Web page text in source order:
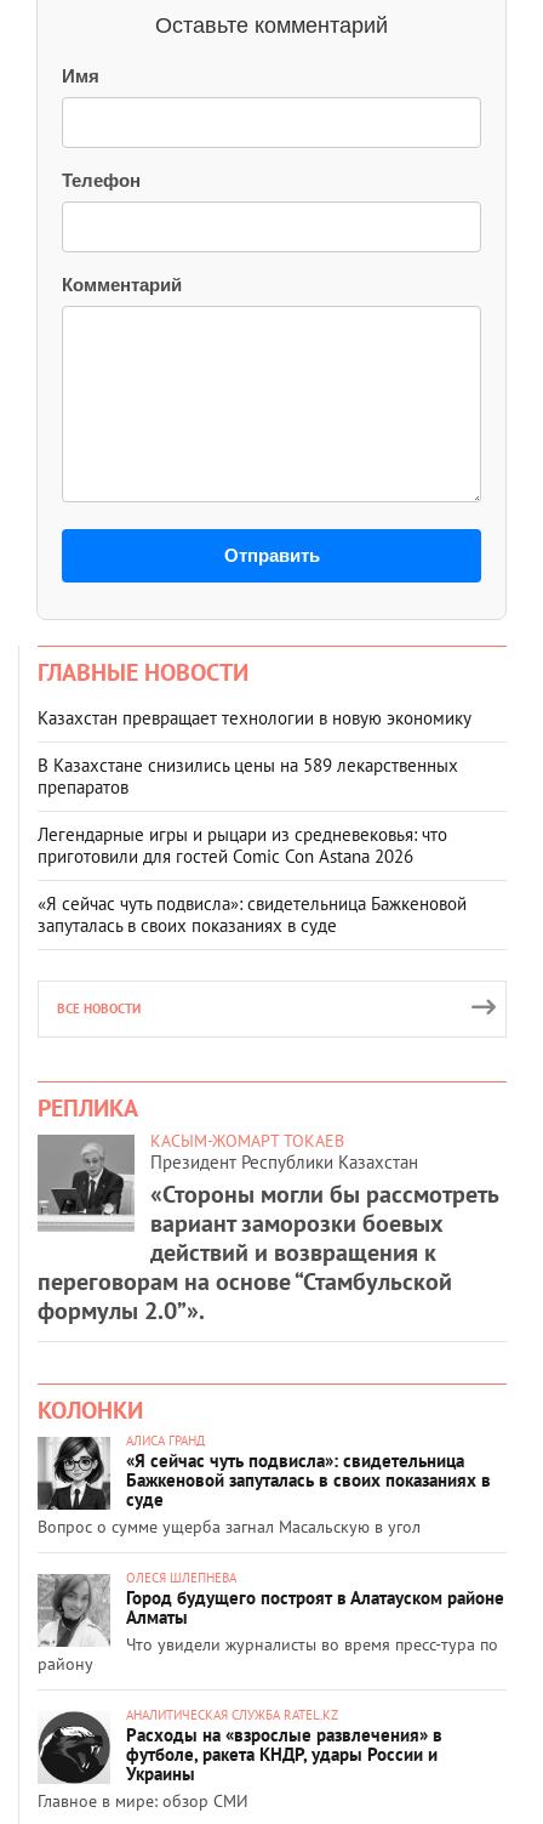
Оставьте комментарий
Имя
Телефон
Комментарий
Отправить
ГЛАВНЫЕ НОВОСТИ
Казахстан превращает технологии в новую экономику
В Казахстане снизились цены на 589 лекарственных
препаратов
Легендарные игры и рыцари из средневековья: что
приготовили для гостей Comic Con Astana 2026
«Я сейчас чуть подвисла»: свидетельница Бажкеновой
запуталась в своих показаниях в суде
ВСЕ НОВОСТИ
РЕПЛИКА
КАСЫМ-ЖОМАРТ ТОКАЕВ
Президент Республики Казахстан
«Стороны могли бы рассмотреть
вариант заморозки боевых
действий и возвращения к
переговорам на основе “Стамбульской
формулы 2.0”».
КОЛОНКИ
АЛИСА ГРАНД
«Я сейчас чуть подвисла»: свидетельница
Бажкеновой запуталась в своих показаниях в
суде
Вопрос о сумме ущерба загнал Масальскую в угол
ОЛЕСЯ ШЛЕПНЕВА
Город будущего построят в Алатауском районе
Алматы
Что увидели журналисты во время пресс-тура по
району
АНАЛИТИЧЕСКАЯ СЛУЖБА RATEL.KZ
Расходы на «взрослые развлечения» в
футболе, ракета КНДР, удары России и
Украины
Главное в мире: обзор СМИ